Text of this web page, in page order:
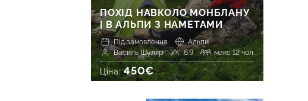
ПОХІД НАВКОЛО МОНБЛАНУ
| В АЛЬПИ З НАМЕТАМИ
Під замовлення
Альпи
Василь Шуляр
6.9 макс 12 чол.
Ціна:450€